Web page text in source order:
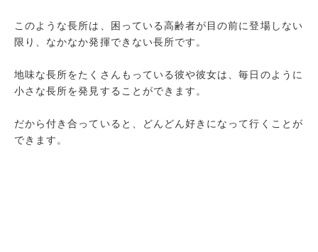
このような長所は、困っている高齢者が目の前に登場しない
限り、なかなか発揮できない長所です。
地味な長所をたくさんもっている彼や彼女は、毎日のように
小さな長所を発見することができます。
だから付き合っていると、どんどん好きになって行くことが
できます。